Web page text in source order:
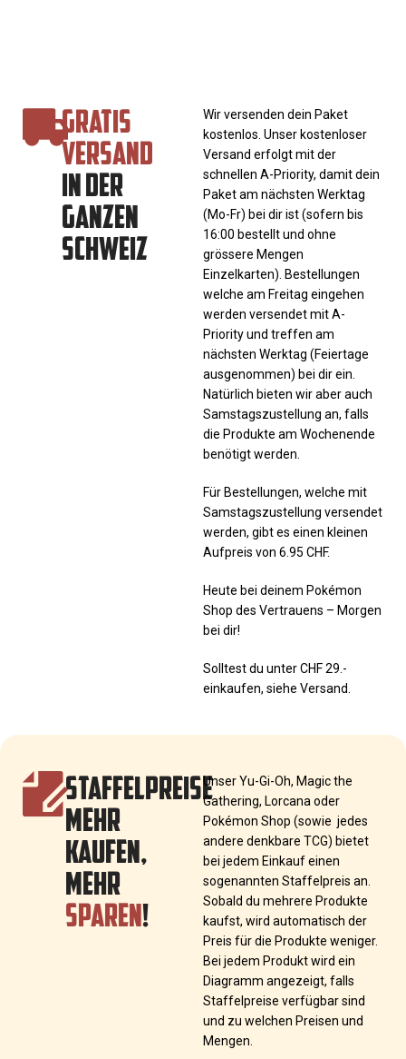
GRATIS
VERSAND
IN DER
GANZEN
SCHWEIZ
Wir versenden dein Paket
kostenlos. Unser kostenloser
Versand erfolgt mit der
schnellen A-Priority, damit dein
Paket am nächsten Werktag
(Mo-Fr) bei dir ist (sofern bis
16:00 bestellt und ohne
grössere Mengen
Einzelkarten). Bestellungen
welche am Freitag eingehen
werden versendet mit A-
Priority und treffen am
nächsten Werktag (Feiertage
ausgenommen) bei dir ein.
Natürlich bieten wir aber auch
Samstagszustellung an, falls
die Produkte am Wochenende
benötigt werden.
Für Bestellungen, welche mit
Samstagszustellung versendet
werden, gibt es einen kleinen
Aufpreis von 6.95 CHF.
Heute bei deinem Pokémon
Shop des Vertrauens – Morgen
bei dir!
Solltest du unter CHF 29.-
einkaufen, siehe Versand.
STAFFELPREISE
MEHR
KAUFEN,
MEHR
SPAREN!
Unser Yu-Gi-Oh, Magic the
Gathering, Lorcana oder
Pokémon Shop (sowie jedes
andere denkbare TCG) bietet
bei jedem Einkauf einen
sogenannten Staffelpreis an.
Sobald du mehrere Produkte
kaufst, wird automatisch der
Preis für die Produkte weniger.
Bei jedem Produkt wird ein
Diagramm angezeigt, falls
Staffelpreise verfügbar sind
und zu welchen Preisen und
Mengen.